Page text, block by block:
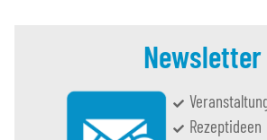
Newsletter
Rezeptideen